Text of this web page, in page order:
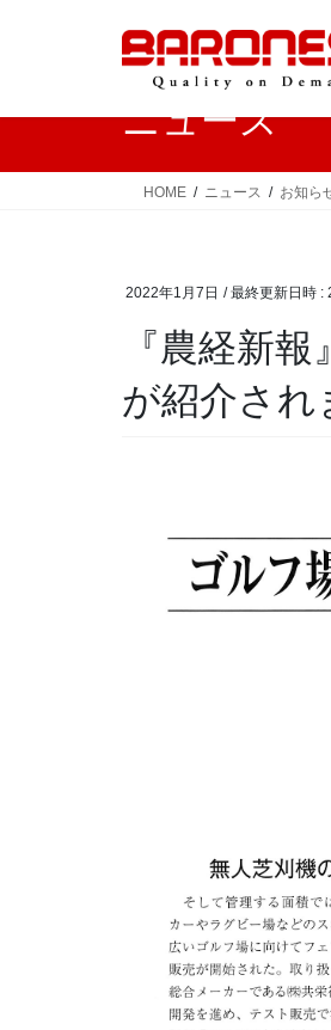
ニュース
HOME ニュース お知ら
2022年1月7日 / 最終更新日時 :
『農経新
が紹介され